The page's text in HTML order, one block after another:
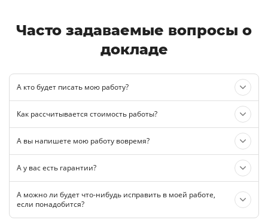
Часто задаваемые вопросы о
докладе
А кто будет писать мою работу?
Как рассчитывается стоимость работы?
А вы напишете мою работу вовремя?
А у вас есть гарантии?
А можно ли будет что-нибудь исправить в моей работе,
если понадобится?